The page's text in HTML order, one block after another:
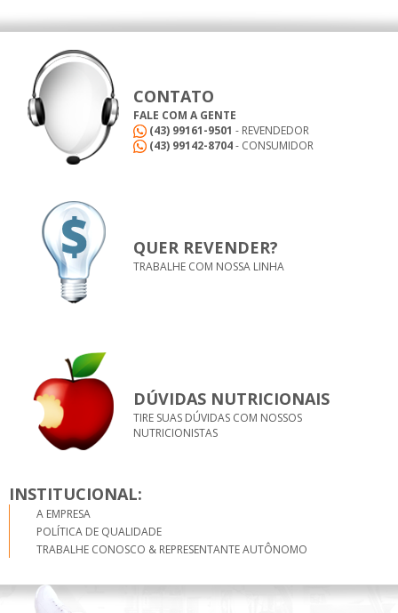
CONTATO
FALE COM A GENTE
(43) 99161-9501 - REVENDEDOR
(43) 99142-8704- CONSUMIDOR
QUER REVENDER?
TRABALHE COM NOSSA LINHA
DÚVIDAS NUTRICIONAIS
TIRE SUAS DÚVIDAS COM NOSSOS
NUTRICIONISTAS
INSTITUCIONAL:
A EMPRESA
POLÍTICA DE QUALIDADE
TRABALHE CONOSCO & REPRESENTANTE AUTÔNOMO